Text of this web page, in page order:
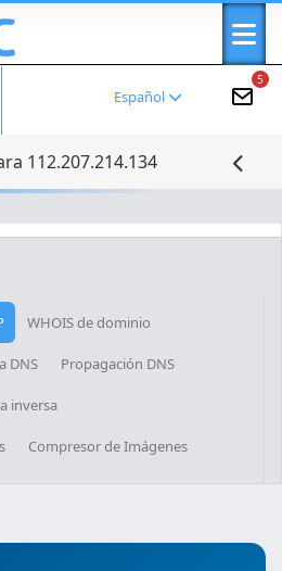
5
Español
112.207.214.134
WHOIS de dominio
DNS Propagación DNS
inversa
Compresor de Imágenes